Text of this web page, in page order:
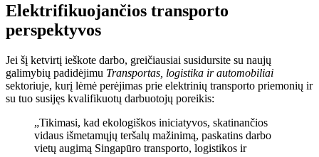
Elektrifikuojančios transporto
perspektyvos
Jei šį ketvirtį ieškote darbo, greičiausiai susidursite su naujų
galimybių padidėjimu Transportas, logistika ir automobiliai
sektoriuje, kurį lėmė perėjimas prie elektrinių transporto priemonių ir
su tuo susijęs kvalifikuotų darbuotojų poreikis:
„Tikimasi, kad ekologiškos iniciatyvos, skatinančios
vidaus išmetamųjų teršalų mažinimą, paskatins darbo
vietų augimą Singapūro transporto, logistikos ir